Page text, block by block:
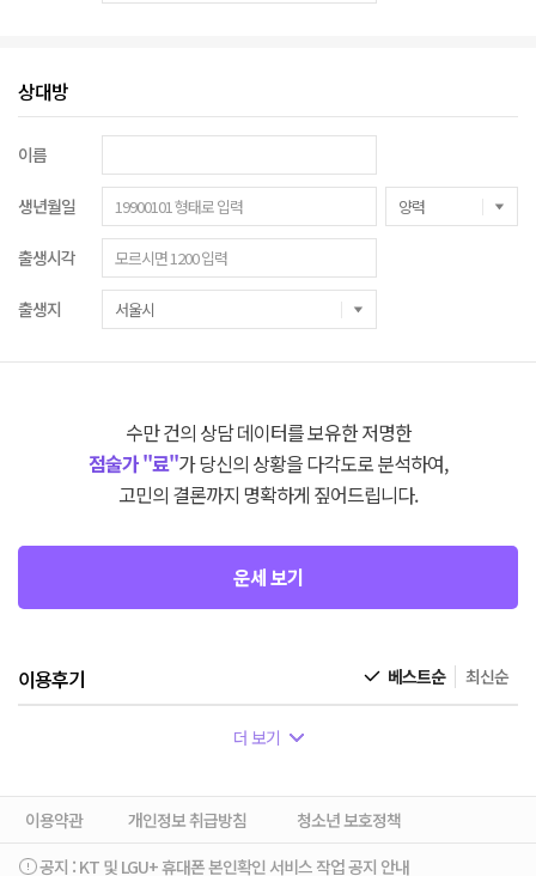
상대방
이름
생년월일
출생시각
출생지
수만 건의 상담 데이터를 보유한 저명한
점술가 "료"가 당신의 상황을 다각도로 분석하여,
고민의 결론까지 명확하게 짚어드립니다.
운세 보기
이용후기 베스트순 최신순
더 보기
이용약관 개인정보 취급방침
청소년 보호정책
공지 : KT 및 LGU+ 휴대폰 본인확인 서비스 작업 공지 안내